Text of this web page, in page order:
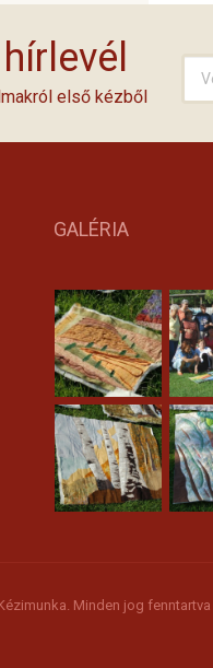
első kézből
GALÉRIA
Minden jog fenntartva